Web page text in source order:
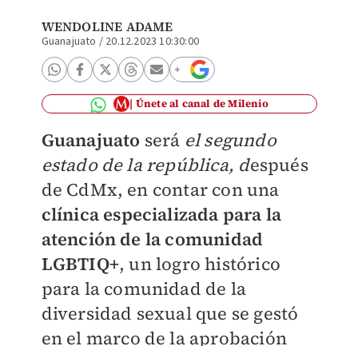
WENDOLINE ADAME
Guanajuato / 20.12.2023 10:30:00
Únete al canal de Milenio
Guanajuato será el segundo
estado de la república, después
de CdMx, en contar con una
clínica especializada para la
atención de la comunidad
LGBTIQ+, un logro histórico
para la comunidad de la
diversidad sexual que se gestó
en el marco de la aprobación